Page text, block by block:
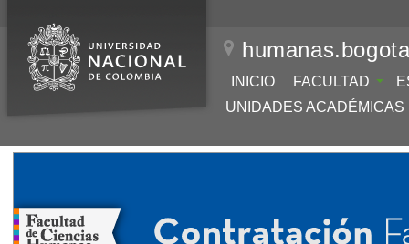
INICIO FACULTAD
UNIDADES ACADÉMICAS